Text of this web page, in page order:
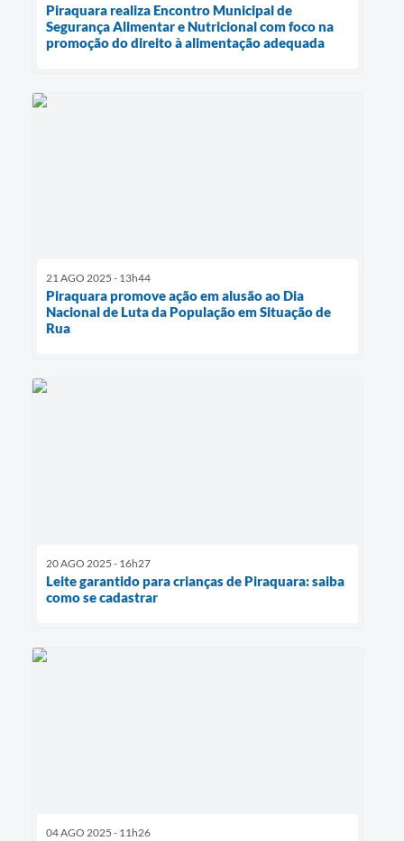
Piraquara realiza Encontro Municipal de
Segurança Alimentar e Nutricional com foco na
promoção do direito à alimentação adequada
21 AGO 2025 - 13h44
Piraquara promove ação em alusão ao Dia
Nacional de Luta da População em Situação de
Rua
20 AGO 2025 - 16h27
Leite garantido para crianças de Piraquara: saiba
como se cadastrar
04 AGO 2025 - 11h26